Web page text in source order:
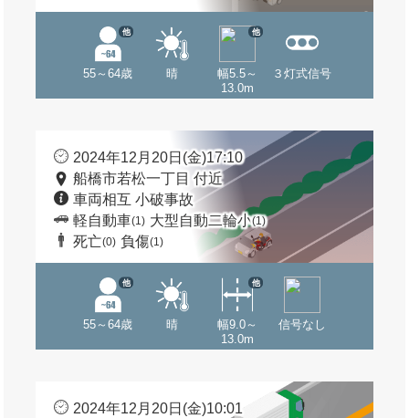
55～64歳
他
晴
幅5.5～
13.0m
他
３灯式信号
2024年12月20日(金)17:10
船橋市若松一丁目 付近
車両相互 小破事故
軽自動車(1) 大型自動二輪小(1)
死亡(0) 負傷(1)
55～64歳
他
晴
幅9.0～
13.0m
他
信号なし
2024年12月20日(金)10:01